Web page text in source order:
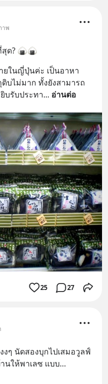
าพ
ด? 🍙🍙
ยในญี่ปุ่นค่ะ เป็นอาหา
บไม่มาก ทั้งยังสามารถ
บรับประทา... อ่านต่อ
25 27
ๆ นัดสองบุกไปเสมอวูลฟ์
นให้พาเลซ แบบ…